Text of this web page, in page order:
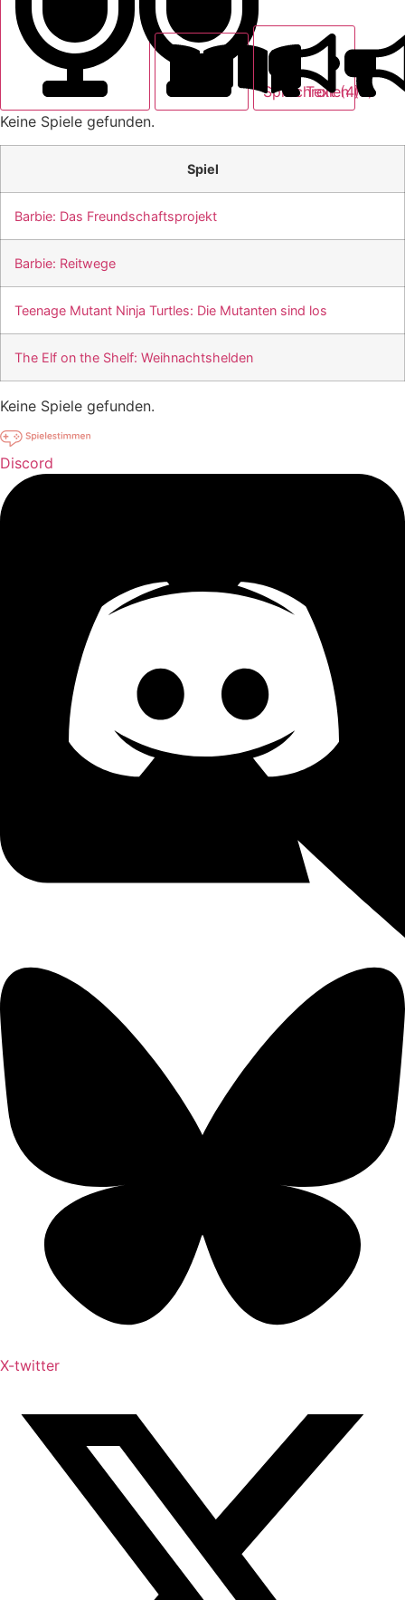
Sprechrollen (0)
Text (4)
Keine Spiele gefunden.
Spiel
Barbie: Das Freundschaftsprojekt
Barbie: Reitwege
Teenage Mutant Ninja Turtles: Die Mutanten sind los
The Elf on the Shelf: Weihnachtshelden
Keine Spiele gefunden.
Discord
X-twitter